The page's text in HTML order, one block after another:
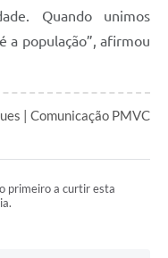
Quando unimos
a população”, afirmou
| Comunicação PMVC
primeiro a curtir esta